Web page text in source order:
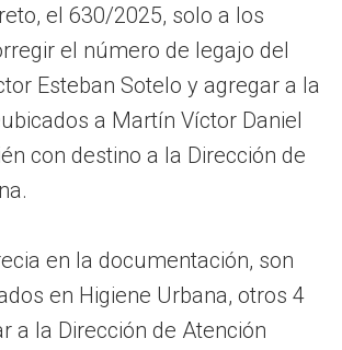
el 630/2025, solo a los
el número de legajo del
Esteban Sotelo y agregar a la
a Martín Víctor Daniel
con destino a la Dirección de
en la documentación, son
en Higiene Urbana, otros 4
a la Dirección de Atención